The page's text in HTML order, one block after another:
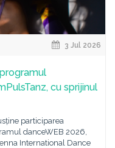
3 Jul 2026
cu sprijinul
participarea
danceWEB 2026,
International Dance